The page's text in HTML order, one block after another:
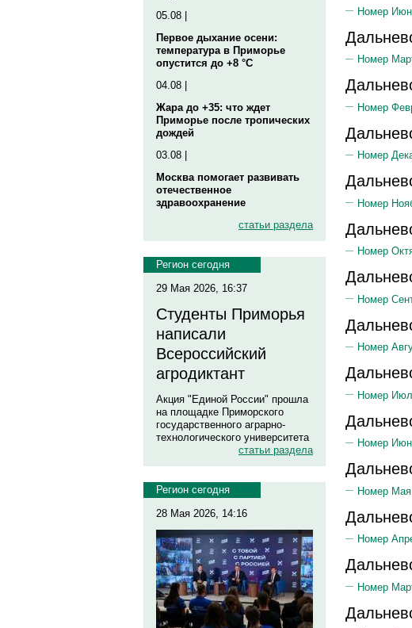
05.08 |
Первое дыхание осени:
температура в Приморье
опустится до +8 °C
04.08 |
Жара до +35: что ждет
Приморье после тропических
дождей
03.08 |
Москва помогает развивать
отечественное
здравоохранение
статьи раздела
Регион сегодня
29 Мая 2026, 16:37
Студенты Приморья
написали
Всероссийский
агродиктант
Акция "Единой России" прошла
на площадке Приморского
государственного аграрно-
технологического университета
статьи раздела
Регион сегодня
28 Мая 2026, 14:16
Номер
Номер
Номер
Номер
Номер
Номер
Номер
Номер
Номер
Номер
Номер Мая
Номер
Номер